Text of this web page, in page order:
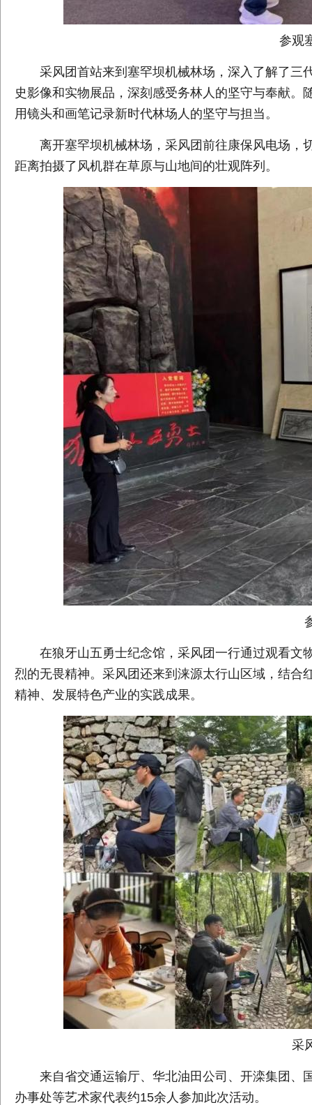
参观
采风团首站来到塞罕坝机械林场，深入了解了三
史影像和实物展品，深刻感受务林人的坚守与奉献
用镜头和画笔记录新时代林场人的坚守与担当。
离开塞罕坝机械林场，采风团前往康保风电场，
距离拍摄了风机群在草原与山地间的壮观阵列。
在狼牙山五勇士纪念馆，采风团一行通过观看文
烈的无畏精神。采风团还来到涞源太行山区域，结
精神、发展特色产业的实践成果。
采
来自省交通运输厅、华北油田公司、开滦集团、
办事处等艺术家代表约15余人参加此次活动。